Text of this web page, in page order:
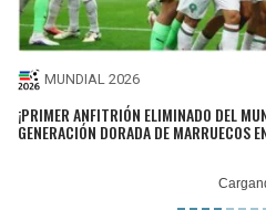
MUNDIAL 2026
¡PRIMER ANFITRIÓN ELIMINADO DEL
GENERACIÓN DORADA DE MARRUECOS